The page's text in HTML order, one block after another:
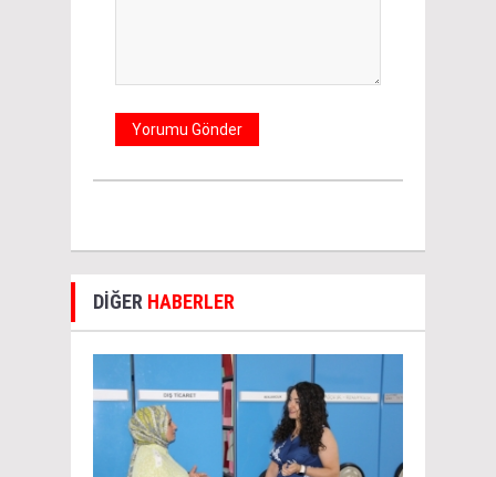
DİĞER HABERLER